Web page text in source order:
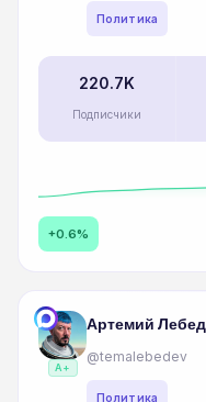
Политика
220.7K
Подписчики
+0.6%
A+
Артемий
@temalebedev
Политика